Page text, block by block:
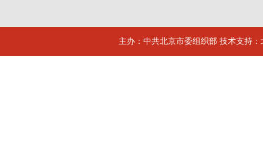
主办：中共北京市委组织部 技术支持